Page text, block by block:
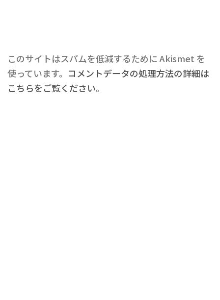
このサイトはスパムを低減するために Akismet を
使っています。 コメントデータの処理方法の詳細は
こちらをご覧ください。